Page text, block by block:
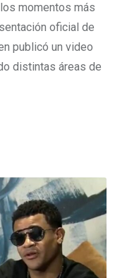
momentos más
oficial de
publicó un video
distintas áreas de